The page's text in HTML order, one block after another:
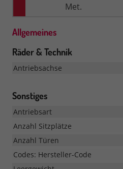
Met.
Allgemeines
Räder & Technik
Antriebsachse
Sonstiges
Antriebsart
Anzahl Sitzplätze
Anzahl Türen
Codes: Hersteller-Code